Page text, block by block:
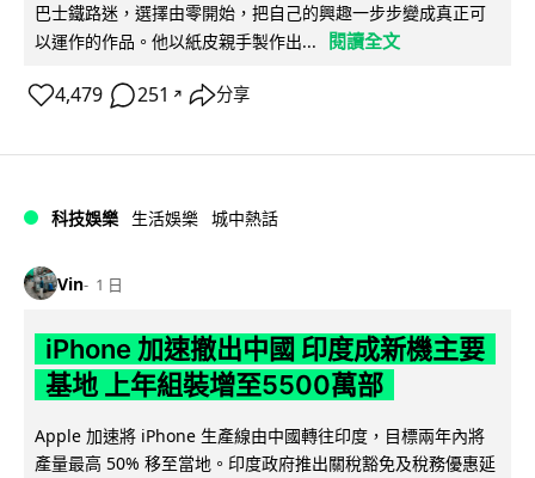
巴士鐵路迷，選擇由零開始，把自己的興趣一步步變成真正可
以運作的作品。他以紙皮親手製作出...
閱讀全文
4,479 251 ↗ 分享
科技娛樂 生活娛樂 城中熱話
Vin 1 日
iPhone 加速撤出中國 印度成新機主要
基地 上年組裝增至5500萬部
Apple 加速將 iPhone 生產線由中國轉往印度，目標兩年內將
產量最高 50% 移至當地。印度政府推出關稅豁免及稅務優惠延